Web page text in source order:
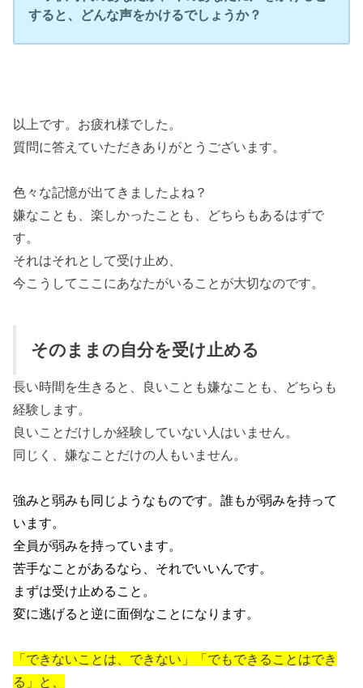
すると、どんな声をかけるでしょうか？
以上です。お疲れ様でした。
質問に答えていただきありがとうございます。
色々な記憶が出てきましたよね？
嫌なことも、楽しかったことも、どちらもあるはずで
す。
それはそれとして受け止め、
今こうしてここにあなたがいることが大切なのです。
そのままの自分を受け止める
長い時間を生きると、良いことも嫌なことも、どちらも
経験します。
良いことだけしか経験していない人はいません。
同じく、嫌なことだけの人もいません。
強みと弱みも同じようなものです。誰もが弱みを持って
います。
全員が弱みを持っています。
苦手なことがあるなら、それでいいんです。
まずは受け止めること。
変に逃げると逆に面倒なことになります。
「できないことは、できない」「でもできることはでき
る」と、